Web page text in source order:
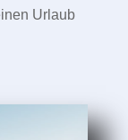
Urlaub